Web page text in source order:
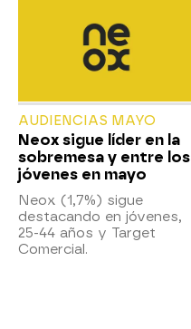
AUDIENCIAS MAYO
Neox sigue líder en la
sobremesa y entre los
jóvenes en mayo
Neox (1,7%) sigue
destacando en jóvenes,
25-44 años y Target
Comercial.